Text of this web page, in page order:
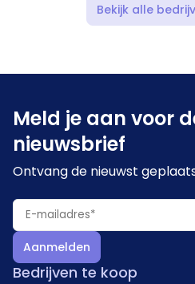
Bekijk alle
Meld je aan voor
nieuwsbrief
Ontvang de nieuwst
Aanmelden
Bedrijven te koop